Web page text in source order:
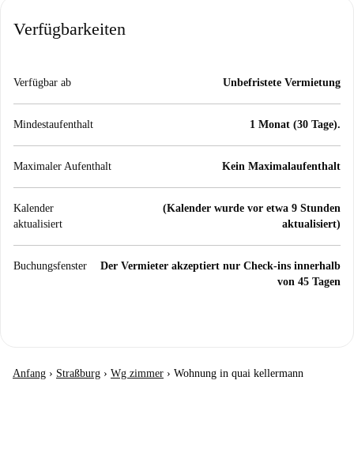
Verfügbarkeiten
Verfügbar ab Unbefristete Vermietung
Mindestaufenthalt 1 Monat (30 Tage).
Maximaler Aufenthalt Kein Maximalaufenthalt
Kalender
aktualisiert
(Kalender wurde vor etwa 9 Stunden
aktualisiert)
Buchungsfenster
Der Vermieter akzeptiert nur Check-ins innerhalb
von 45 Tagen
Anfang › Straßburg › Wg zimmer › Wohnung in quai kellermann